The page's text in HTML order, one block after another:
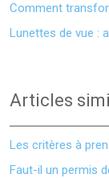
Comment
Lunettes de vue :
Articles
Les critères à
Faut-il un permis